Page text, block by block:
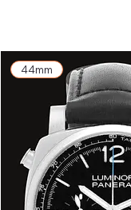
44mm